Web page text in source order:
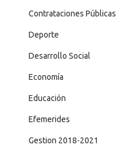
Contrataciones Públicas
Deporte
Desarrollo Social
Economía
Educación
Efemerides
Gestion 2018-2021